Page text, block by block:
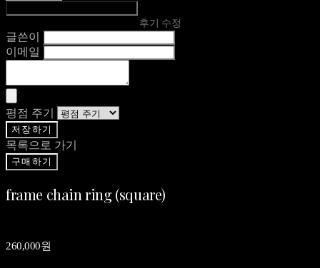
후기 수정
글쓴이
이메일
평점 주기
저장하기
목록으로 가기
구매하기
frame chain ring (square)
260,000원